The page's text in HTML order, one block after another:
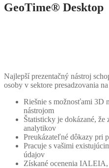
GeoTime® Desktop
Najlepší prezentačný nástroj
osoby v sektore presadzovania
Riešnie s možnosťami 3D
nástrojom
Štatisticky je dokázané,
analytikov
Preukázateľné dôkazy pri
Pracuje s vašimi
údajov
Získané ocenenia